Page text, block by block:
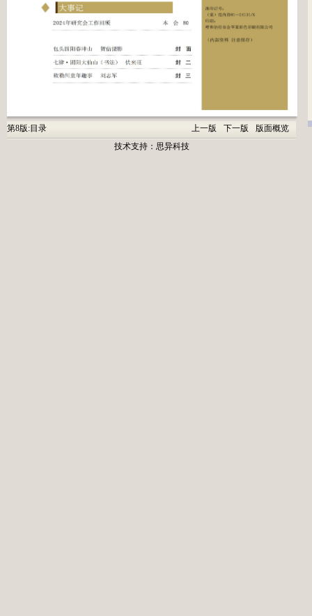
第8版:目录 上一版 下一版
版面概览
技术支持：思异科技